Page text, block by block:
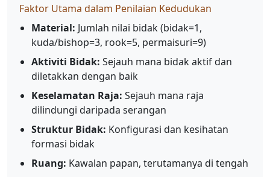
Faktor Utama dalam Penilaian Kedudukan
Material: Jumlah nilai bidak (bidak=1,
kuda/bishop=3, rook=5, permaisuri=9)
Aktiviti Bidak: Sejauh mana bidak aktif dan
diletakkan dengan baik
Keselamatan Raja: Sejauh mana raja
dilindungi daripada serangan
Struktur Bidak: Konfigurasi dan kesihatan
formasi bidak
Ruang: Kawalan papan, terutamanya di tengah